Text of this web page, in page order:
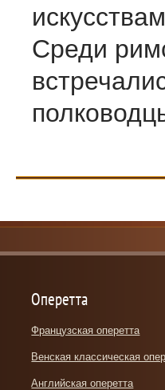
Среди
Оперетта
Французская оперетта
Венская классическая
Английская оперетта